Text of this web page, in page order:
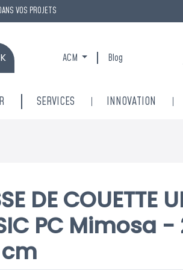
VOS PROJETS
ACM Blog
SERVICES INNOVATION
DE COUETTE
PC Mimosa -
votre écoute